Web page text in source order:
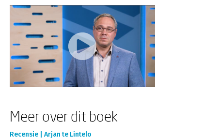
Meer over dit boek
Recensie | Arjan te Lintelo